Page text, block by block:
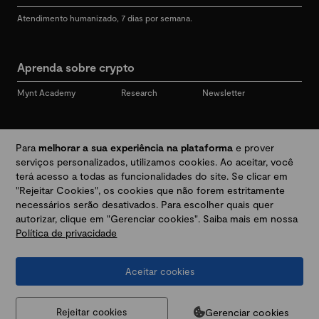
Aprenda sobre crypto
Mynt Academy Research Newsletter
Atendimento humanizado, 7 dias por semana.
Redes sociais
Desbloqueie seu mundo crypto
Av. Brigadeiro Faria Lima, 3447, 9 andar - sala 11 - Itaim Bibi - São Paulo, SP, 04538-133,
Prevenção a golpes e fraudes|Regulamentos
Paramelhorar a sua experiência na plataforma e prover
serviços personalizados, utilizamos cookies. Ao aceitar, você
terá acesso a todas as funcionalidades do site. Se clicar em
"Rejeitar Cookies", os cookies que não forem estritamente
necessários serão desativados. Para escolher quais quer
autorizar, clique em "Gerenciar cookies". Saiba mais em nossa
Política de privacidade
Gerenciar cookies
Aceitar cookies
Rejeitar cookies